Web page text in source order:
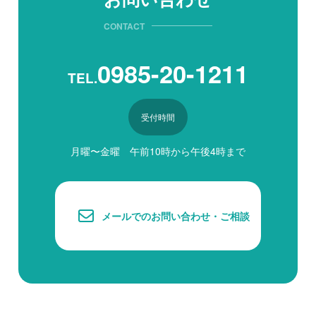
CONTACT
TEL.0985-20-1211
受付時間
月曜〜金曜 午前10時から午後4時まで
メールでのお問い合わせ・ご相談